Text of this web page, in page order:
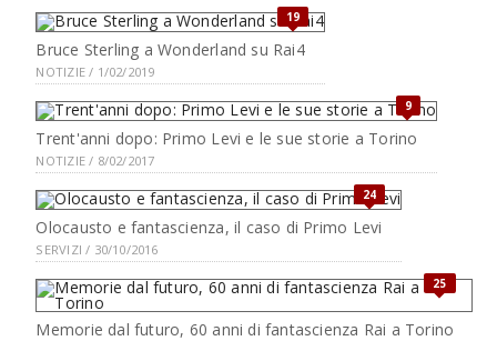
19
Bruce Sterling a Wonderland su Rai4
NOTIZIE / 1/02/2019
9
Trent'anni dopo: Primo Levi e le sue storie a Torino
NOTIZIE / 8/02/2017
24
Olocausto e fantascienza, il caso di Primo Levi
SERVIZI / 30/10/2016
25
Memorie dal futuro, 60 anni di fantascienza Rai a Torino